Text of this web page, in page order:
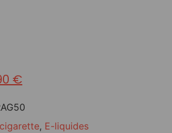
€
, E-liquides